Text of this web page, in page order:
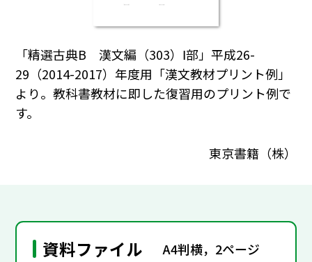
「精選古典B 漢文編（303）Ⅰ部」平成26-
29（2014-2017）年度用「漢文教材プリント例」
より。教科書教材に即した復習用のプリント例で
す。
東京書籍（株）
資料ファイル A4判横，2ページ